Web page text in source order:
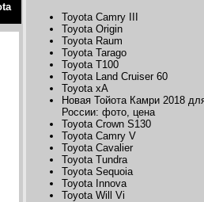
Toyota Camry III
Toyota Origin
Toyota Raum
Toyota Tarago
Toyota T100
Toyota Land Cruiser 60
Toyota xA
Новая Тойота Камри 2018
России: фото, цена
Toyota Crown S130
Toyota Camry V
Toyota Cavalier
Toyota Tundra
Toyota Sequoia
Toyota Innova
Toyota Will Vi